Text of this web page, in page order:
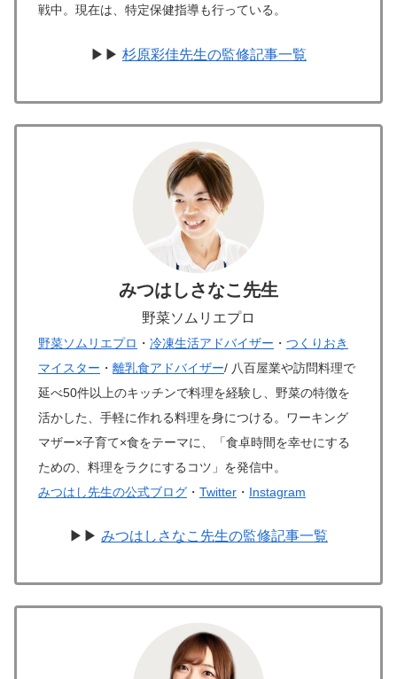
戦中。現在は、特定保健指導も行っている。
▶▶ 杉原彩佳先生の監修記事一覧
みつはしさなこ先生
野菜ソムリエプロ
野菜ソムリエプロ ・ 冷凍生活アドバイザー ・ つくりおき
マイスター ・ 離乳食アドバイザー/ 八百屋業や訪問料理で
延べ50件以上のキッチンで料理を経験し、野菜の特徴を
活かした、手軽に作れる料理を身につける。ワーキング
マザー×子育て×食をテーマに、「食卓時間を幸せにする
ための、料理をラクにするコツ」を発信中。
みつはし先生の公式ブログ ・ Twitter ・ Instagram
▶▶ みつはしさなこ先生の監修記事一覧